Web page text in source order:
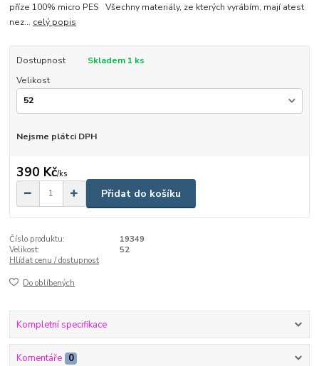
příze 100% micro PES Všechny materiály, ze kterých vyrábím, mají atest
nez... celý popis
Dostupnost
Skladem 1 ks
Velikost
Nejsme plátci DPH
390 Kč/ks
Přidat do košíku
Číslo produktu:
19349
Velikost:
52
Hlídat cenu / dostupnost
Do oblíbených
Kompletní specifikace
Komentáře 0